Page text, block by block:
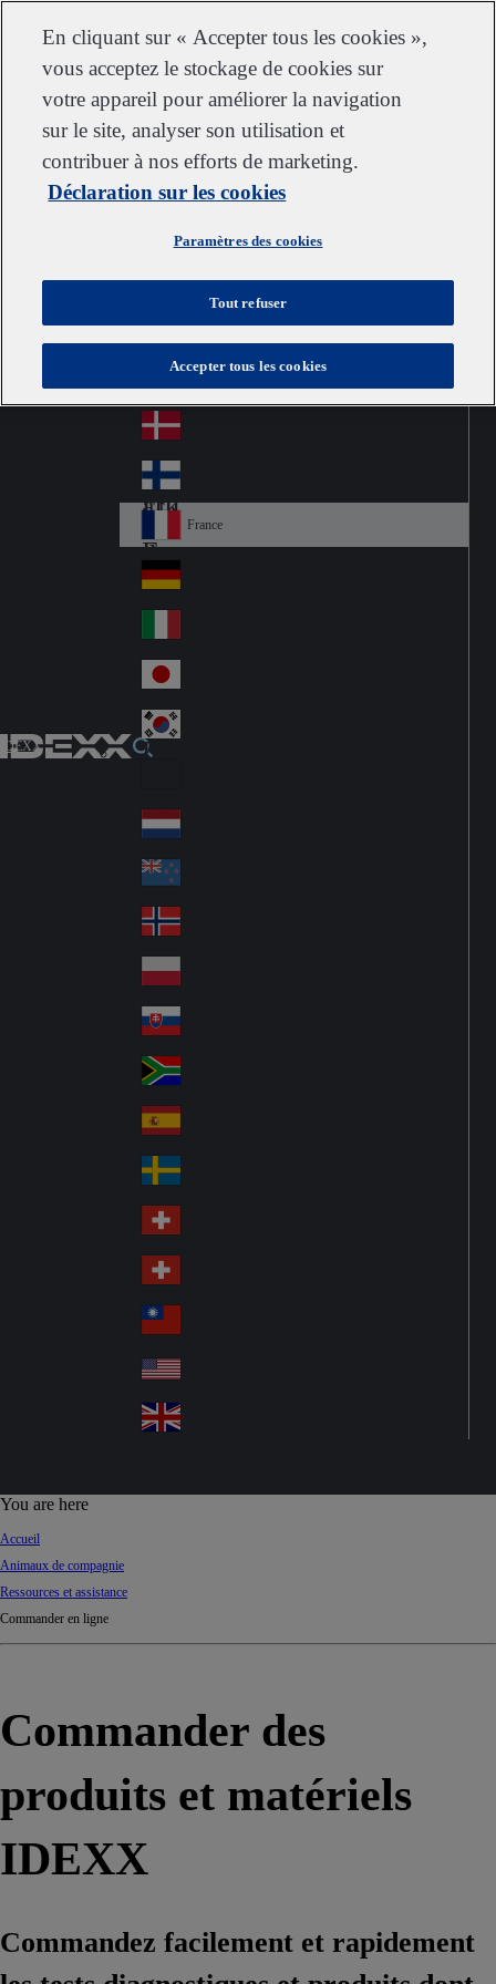
Go to home
Jump to navigation
Jump to content
Service clientèleNous contacter S’abonner Carrières chez IDEXX Fournisseurs
IDEXX
France
Au
str
ali
Australia
Au
stri
azi
na
Canada
Ch
ina
中国大陆
Cz
ec
h
Česko
De
nm
ark
Fin
d
Fra
nc
e
France
Ge
an
y
Ital
y
Jap
an
Ko
Lat
in
A
me
ric
a
Ne
the
rla
nd
s
Ne
w
Ze
ala
nd
No
rw
ay
Pol
an
d
Slo
va
kia
So
uth
Af
ric
a
Sp
ain
Sw
ed
en
Sw
itz
erl
an
d
Sw
itz
erl
an
d
wa
n
A
d
You are here
Accueil
Animaux de compagnie
Ressources et assistance
Commander en ligne
Commander des
produits et matériels
IDEXX
Commandez facilement et rapidement
En cliquant sur « Accepter tous les cookies »,
vous acceptez le stockage de cookies sur
votre appareil pour améliorer la navigation
sur le site, analyser son utilisation et
contribuer à nos efforts de marketing.
Déclaration sur les cookies
Paramètres des cookies
Tout refuser
Accepter tous les cookies